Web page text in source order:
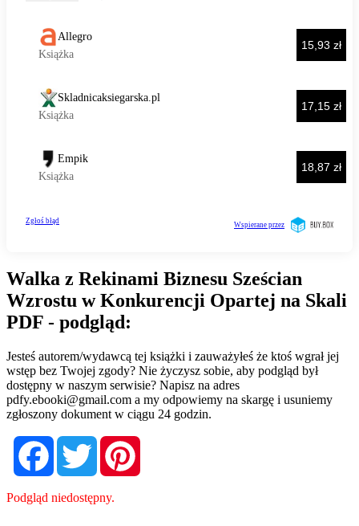
Walka z Rekinami Biznesu Sześcian
Wzrostu w Konkurencji Opartej na Skali
PDF - podgląd:
Jesteś autorem/wydawcą tej książki i zauważyłeś że ktoś wgrał jej
wstęp bez Twojej zgody? Nie życzysz sobie, aby podgląd był
dostępny w naszym serwisie? Napisz na adres
pdfy.ebooki@gmail.com a my odpowiemy na skargę i usuniemy
zgłoszony dokument w ciągu 24 godzin.
FacebookTwitter
Podgląd niedostępny.